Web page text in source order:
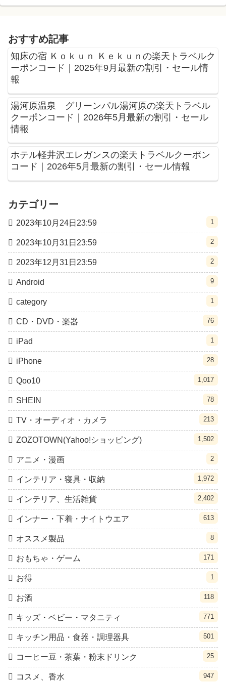
おすすめ記事
知床の宿 Ｋｏｋｕｎ Ｋｅｋｕｎの楽天トラベルク
ーポンコード｜2025年9月最新の割引・セール情
報
湯河原温泉 グリーンパル湯河原の楽天トラベル
クーポンコード｜2026年5月最新の割引・セール
情報
ホテル軽井沢エレガンスの楽天トラベルクーポン
コード｜2026年5月最新の割引・セール情報
カテゴリー
2023年10月24日23:59 1
2023年10月31日23:59 2
2023年12月31日23:59 2
Android 9
category 1
CD・DVD・楽器 76
iPad 1
iPhone 28
Qoo10 1,017
SHEIN 78
TV・オーディオ・カメラ 213
ZOZOTOWN(Yahoo!ショッピング) 1,502
アニメ・漫画 2
インテリア・寝具・収納 1,972
インテリア、生活雑貨 2,402
インナー・下着・ナイトウエア 613
オススメ製品 8
おもちゃ・ゲーム 171
お得 1
お酒 118
キッズ・ベビー・マタニティ 771
キッチン用品・食器・調理器具 501
コーヒー豆・茶葉・粉末ドリンク 25
コスメ、香水 947